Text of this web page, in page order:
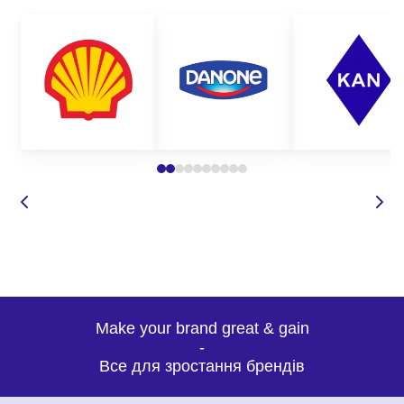
Корпорації 12, вам достатньо
зв’язатись з нашим
менеджером зручним для вас
способом:
Для пришвидшення оформлення замовлення нашими
менеджерами, необхідно визначитись з наступними пунктами:
Make your brand great & gain
-
Все для зростання брендів